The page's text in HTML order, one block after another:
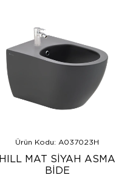
Ürün Kodu: A037023H
HILL MAT SİYAH ASMA
BİDE